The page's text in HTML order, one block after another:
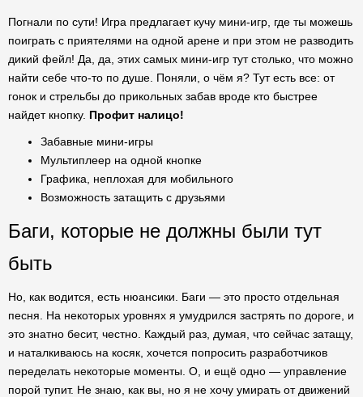
Погнали по сути! Игра предлагает кучу мини-игр, где ты можешь
поиграть с приятелями на одной арене и при этом не разводить
дикий фейл! Да, да, этих самых мини-игр тут столько, что можно
найти себе что-то по душе. Поняли, о чём я? Тут есть все: от
гонок и стрельбы до прикольных забав вроде кто быстрее
найдет кнопку. Профит налицо!
Забавные мини-игры
Мультиплеер на одной кнопке
Графика, неплохая для мобильного
Возможность затащить с друзьями
Баги, которые не должны были тут
быть
Но, как водится, есть нюансики. Баги — это просто отдельная
песня. На некоторых уровнях я умудрился застрять по дороге, и
это знатно бесит, честно. Каждый раз, думая, что сейчас затащу,
и наталкиваюсь на косяк, хочется попросить разработчиков
переделать некоторые моменты. О, и ещё одно — управление
порой тупит. Не знаю, как вы, но я не хочу умирать от движений